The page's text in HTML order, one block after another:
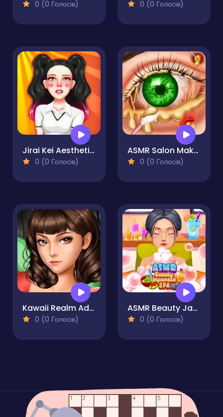
0 (0 Голосів) 0 (0 Голосів)
Jirai Kei Aesthetics
0 (0 Голосів)
ASMR Salon Makeover
0 (0 Голосів)
Kawaii Realm Adventure
0 (0 Голосів)
ASMR Beauty Japanese Spa
0 (0 Голосів)